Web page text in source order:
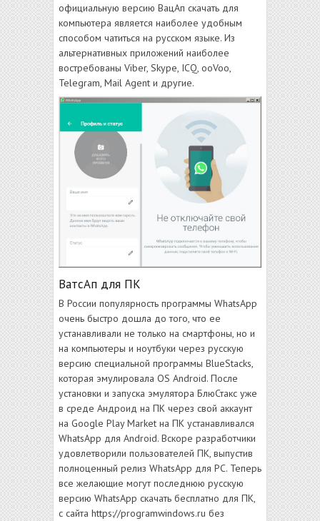
официальную версию ВацАп скачать для
компьютера является наиболее удобным
способом чатиться на русском языке. Из
альтернативных приложений наиболее
востребованы Viber, Skype, ICQ, ooVoo,
Telegram, Mail Agent и другие.
ВатсАп для ПК
В России популярность программы WhatsApp
очень быстро дошла до того, что ее
устанавливали не только на смартфоны, но и
на компьютеры и ноутбуки через русскую
версию специальной программы BlueStacks,
которая эмулировала OS Android. После
установки и запуска эмулятора БлюСтакс уже
в среде Андроид на ПК через свой аккаунт
на Google Play Market на ПК устанавливался
WhatsApp для Android. Вскоре разработчики
удовлетворили пользователей ПК, выпустив
полноценный релиз WhatsApp для PC. Теперь
все желающие могут последнюю русскую
версию WhatsApp скачать бесплатно для ПК,
с сайта https://programwindows.ru без